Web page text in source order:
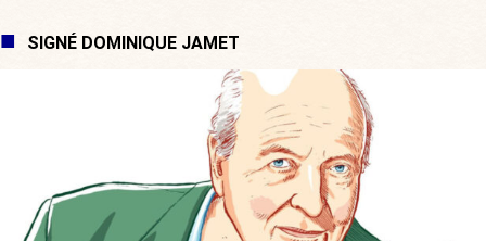
SIGNÉ DOMINIQUE JAMET